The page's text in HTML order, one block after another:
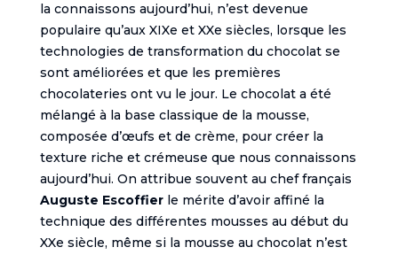
la connaissons aujourd’hui, n’est devenue
populaire qu’aux XIXe et XXe siècles, lorsque les
technologies de transformation du chocolat se
sont améliorées et que les premières
chocolateries ont vu le jour. Le chocolat a été
mélangé à la base classique de la mousse,
composée d’œufs et de crème, pour créer la
texture riche et crémeuse que nous connaissons
aujourd’hui. On attribue souvent au chef français
Auguste Escoffierle mérite d’avoir affiné la
technique des différentes mousses au début du
XXe siècle, même si la mousse au chocolat n’est